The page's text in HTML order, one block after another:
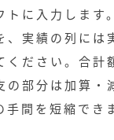
トに入力します
、実績の列には
ください。合計
の部分は加算・
間を短縮でき